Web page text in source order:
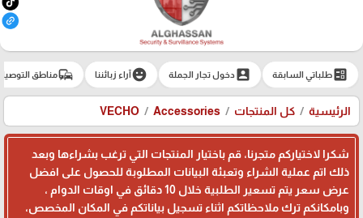
ballotطلباتي السابقة account_boxدخول تجار الجملة emoji_emotionsآراء زبائننا commuteمناطق
الرئيسية كل المنتجات VECHO Accessories
شكرا لاختياركم متجرنا، قم باختيار المنتجات التي ترغب بشراءها وبعد
ذلك اتم عملية الشراء وتعبئة البيانات المطلوبة للحصول على افضل
عرض سعر يتم تسعير الطلبية خلال 10 دقائق في اوقات الدوام ،
وبامكانكم ترك ملاحظاتكم اثناء تسجيل بياناتكم في المكان المخصص،